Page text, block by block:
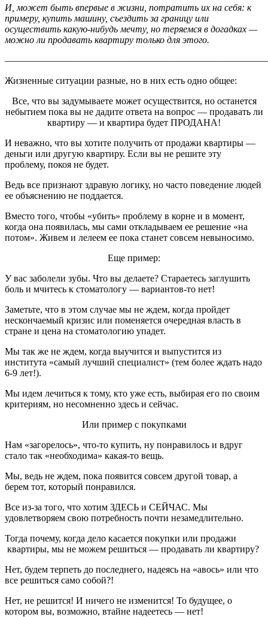
И, может быть впервые в жизни, потратить их на себя: к
примеру, купить машину, съездить за границу или
осуществить какую-нибудь мечту, но теряемся в догадках —
можно ли продавать квартиру только для этого.
Жизненные ситуации разные, но в них есть одно общее:
Все, что вы задумываете может осуществится, но останется
небытием пока вы не дадите ответа на вопрос — продавать ли
квартиру — и квартира будет ПРОДАНА!
И неважно, что вы хотите получить от продажи квартиры —
деньги или другую квартиру. Если вы не решите эту
проблему, покоя не будет.
Ведь все признают здравую логику, но часто поведение людей
ее объяснению не поддается.
Вместо того, чтобы «убить» проблему в корне и в момент,
когда она появилась, мы сами откладываем ее решение «на
потом». Живем и лелеем ее пока станет совсем невыносимо.
Еще пример:
У вас заболели зубы. Что вы делаете? Стараетесь заглушить
боль и мчитесь к стоматологу — вариантов-то нет!
Заметьте, что в этом случае мы не ждем, когда пройдет
нескончаемый кризис или поменяется очередная власть в
стране и цена на стоматологию упадет.
Мы так же не ждем, когда выучится и выпустится из
института «самый лучший специалист» (тем более ждать надо
6-9 лет!).
Мы идем лечиться к тому, кто уже есть, выбирая его по своим
критериям, но несомненно здесь и сейчас.
Или пример с покупками
Нам «загорелось», что-то купить, ну понравилось и вдруг
стало так «необходима» какая-то вещь.
Мы, ведь не ждем, пока появится совсем другой товар, а
берем тот, который понравился.
Все из-за того, что хотим ЗДЕСЬ и СЕЙЧАС. Мы
удовлетворяем свою потребность почти незамедлительно.
Тогда почему, когда дело касается покупки или продажи
квартиры, мы не можем решиться — продавать ли квартиру?
Нет, будем терпеть до последнего, надеясь на «авось» или что
все решиться само собой?!
Нет, не решится! И ничего не изменится! То будущее, о
котором вы, возможно, втайне надеетесь — нет!